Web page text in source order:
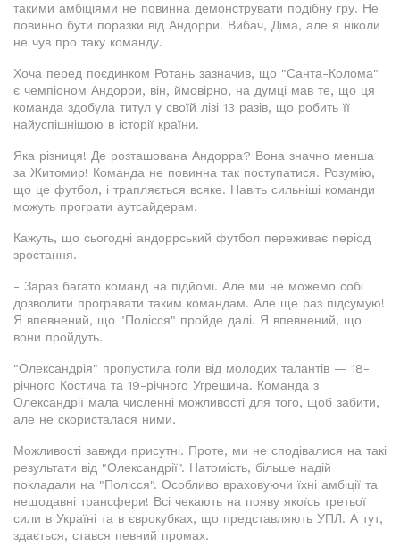
такими амбіціями не повинна демонструвати подібну гру. Не
повинно бути поразки від Андорри! Вибач, Діма, але я ніколи
не чув про таку команду.
Хоча перед поєдинком Ротань зазначив, що "Санта-Колома"
є чемпіоном Андорри, він, ймовірно, на думці мав те, що ця
команда здобула титул у своїй лізі 13 разів, що робить її
найуспішнішою в історії країни.
Яка різниця! Де розташована Андорра? Вона значно менша
за Житомир! Команда не повинна так поступатися. Розумію,
що це футбол, і трапляється всяке. Навіть сильніші команди
можуть програти аутсайдерам.
Кажуть, що сьогодні андоррський футбол переживає період
зростання.
- Зараз багато команд на підйомі. Але ми не можемо собі
дозволити програвати таким командам. Але ще раз підсумую!
Я впевнений, що "Полісся" пройде далі. Я впевнений, що
вони пройдуть.
"Олександрія" пропустила голи від молодих талантів — 18-
річного Костича та 19-річного Угрешича. Команда з
Олександрії мала численні можливості для того, щоб забити,
але не скористалася ними.
Можливості завжди присутні. Проте, ми не сподівалися на такі
результати від "Олександрії". Натомість, більше надій
покладали на "Полісся". Особливо враховуючи їхні амбіції та
нещодавні трансфери! Всі чекають на появу якоїсь третьої
сили в Україні та в єврокубках, що представляють УПЛ. А тут,
здається, стався певний промах.